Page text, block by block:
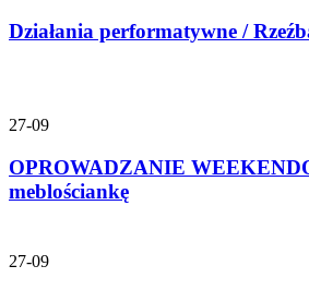
Działania performatywne /
27-09
OPROWADZANIE
meblościankę
27-09